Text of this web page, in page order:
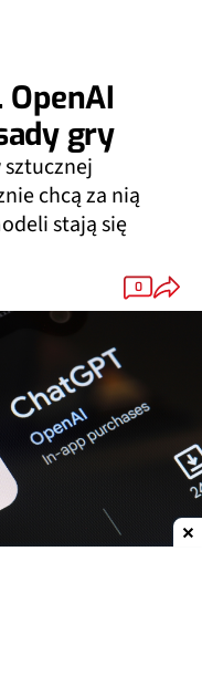
OpenAI
gry
chcą za nią
stają się
0